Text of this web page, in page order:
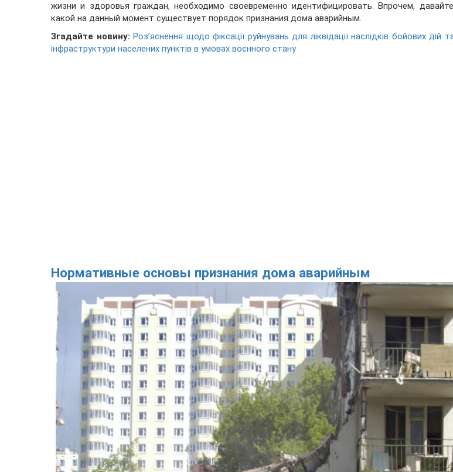
жизни и здоровья граждан, необходимо своевременно идентифицировать. Впрочем,
какой на данный момент существует порядок признания дома аварийным.
Згадайте новину: Роз’яснення щодо фіксації руйнувань для ліквідації наслідків бойових дій
інфраструктури населених пунктів в умовах воєнного стану
Нормативные основы признания дома аварийным